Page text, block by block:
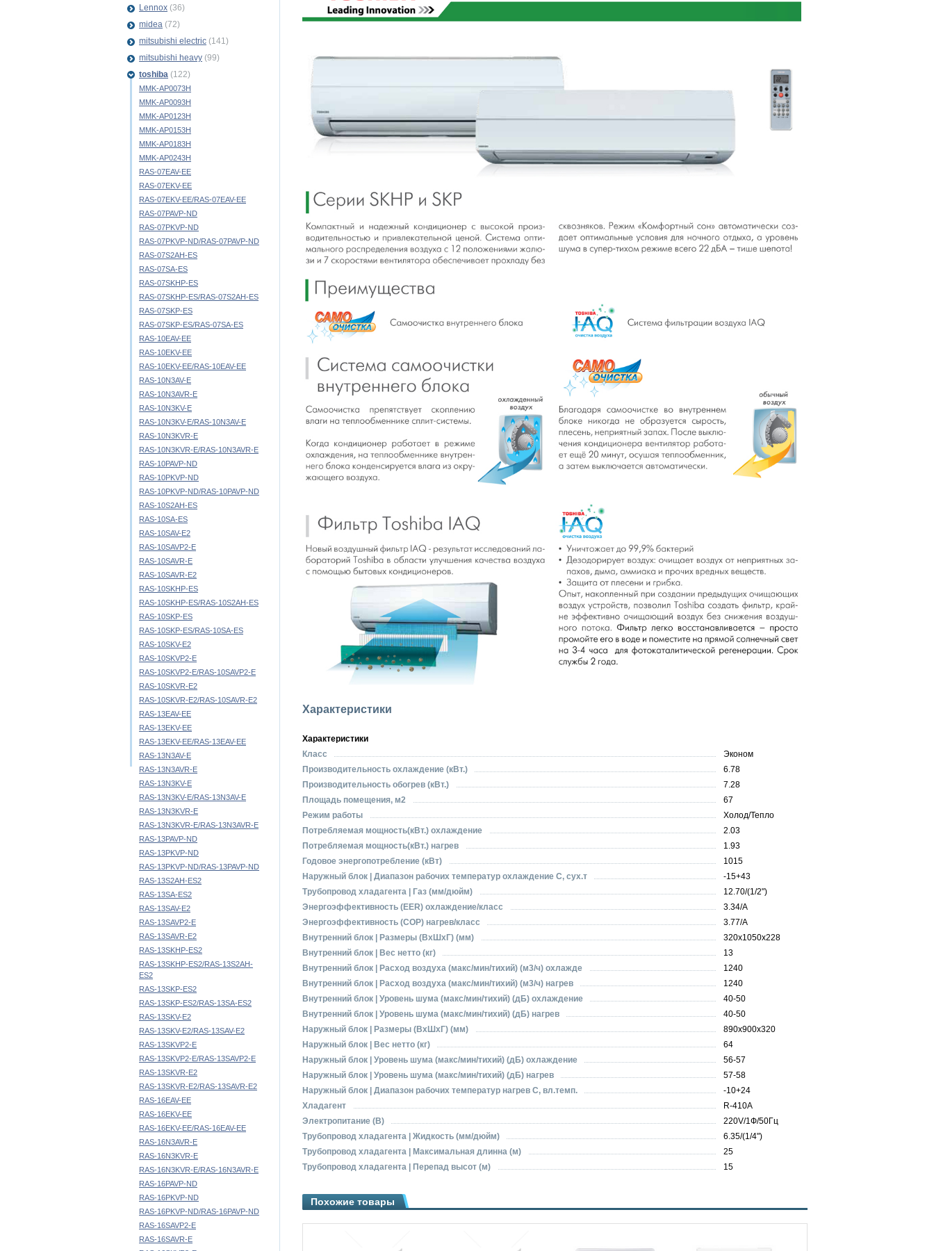
Характеристики
Характеристики
Класс
Эконом
Производительность охлаждение (кВт.)
6.78
Производительность обогрев (кВт.)
7.28
Площадь помещения, м2
67
Режим работы
Холод/Тепло
Потребляемая мощность(кВт.) охлаждение
2.03
Потребляемая мощность(кВт.) нагрев
1.93
Годовое энергопотребление (кВт)
1015
Наружный блок | Диапазон рабочих температур охлаждение С, сух.т
-15+43
Трубопровод хладагента | Газ (мм/дюйм)
12.70/(1/2")
Энергоэффективность (EЕR) охлаждение/класс
3.34/A
Энергоэффективность (СОР) нагрев/класс
3.77/A
Внутренний блок | Размеры (ВхШхГ) (мм)
320х1050х228
Внутренний блок | Вес нетто (кг)
13
Внутренний блок | Расход воздуха (макс/мин/тихий) (м3/ч) охлажде
1240
Внутренний блок | Расход воздуха (макс/мин/тихий) (м3/ч) нагрев
1240
Внутренний блок | Уровень шума (макс/мин/тихий) (дБ) охлаждение
40-50
Внутренний блок | Уровень шума (макс/мин/тихий) (дБ) нагрев
40-50
Наружный блок | Размеры (ВхШхГ) (мм)
890х900х320
Наружный блок | Вес нетто (кг)
64
Наружный блок | Уровень шума (макс/мин/тихий) (дБ) охлаждение
56-57
Наружный блок | Уровень шума (макс/мин/тихий) (дБ) нагрев
57-58
Наружный блок | Диапазон рабочих температур нагрев С, вл.темп.
-10+24
Хладагент
R-410A
Электропитание (В)
220V/1Ф/50Гц
Трубопровод хладагента | Жидкость (мм/дюйм)
6.35/(1/4")
Трубопровод хладагента | Максимальная длинна (м)
25
Трубопровод хладагента | Перепад высот (м)
15
Похожие товары
Lennox (36)
midea (72)
mitsubishi electric (141)
mitsubishi heavy (99)
toshiba (122)
MMK-AP0073H
MMK-AP0093H
MMK-AP0123H
MMK-AP0153H
MMK-AP0183H
MMK-AP0243H
RAS-07EAV-EE
RAS-07EKV-EE
RAS-07EKV-EE/RAS-07EAV-EE
RAS-07PAVP-ND
RAS-07PKVP-ND
RAS-07PKVP-ND/RAS-07PAVP-ND
RAS-07S2AH-ES
RAS-07SA-ES
RAS-07SKHP-ES
RAS-07SKHP-ES/RAS-07S2AH-ES
RAS-07SKP-ES
RAS-07SKP-ES/RAS-07SA-ES
RAS-10EAV-EE
RAS-10EKV-EE
RAS-10EKV-EE/RAS-10EAV-EE
RAS-10N3AV-E
RAS-10N3AVR-E
RAS-10N3KV-E
RAS-10N3KV-E/RAS-10N3AV-E
RAS-10N3KVR-E
RAS-10N3KVR-E/RAS-10N3AVR-E
RAS-10PAVP-ND
RAS-10PKVP-ND
RAS-10PKVP-ND/RAS-10PAVP-ND
RAS-10S2AH-ES
RAS-10SA-ES
RAS-10SAV-E2
RAS-10SAVP2-E
RAS-10SAVR-E
RAS-10SAVR-E2
RAS-10SKHP-ES
RAS-10SKHP-ES/RAS-10S2AH-ES
RAS-10SKP-ES
RAS-10SKP-ES/RAS-10SA-ES
RAS-10SKV-E2
RAS-10SKVP2-E
RAS-10SKVP2-E/RAS-10SAVP2-E
RAS-10SKVR-E2
RAS-10SKVR-E2/RAS-10SAVR-E2
RAS-13EAV-EE
RAS-13EKV-EE
RAS-13EKV-EE/RAS-13EAV-EE
RAS-13N3AV-E
RAS-13N3AVR-E
RAS-13N3KV-E
RAS-13N3KV-E/RAS-13N3AV-E
RAS-13N3KVR-E
RAS-13N3KVR-E/RAS-13N3AVR-E
RAS-13PAVP-ND
RAS-13PKVP-ND
RAS-13PKVP-ND/RAS-13PAVP-ND
RAS-13S2AH-ES2
RAS-13SA-ES2
RAS-13SAV-E2
RAS-13SAVP2-E
RAS-13SAVR-E2
RAS-13SKHP-ES2
RAS-13SKHP-ES2/RAS-13S2AH-
ES2
RAS-13SKP-ES2
RAS-13SKP-ES2/RAS-13SA-ES2
RAS-13SKV-E2
RAS-13SKV-E2/RAS-13SAV-E2
RAS-13SKVP2-E
RAS-13SKVP2-E/RAS-13SAVP2-E
RAS-13SKVR-E2
RAS-13SKVR-E2/RAS-13SAVR-E2
RAS-16EAV-EE
RAS-16EKV-EE
RAS-16EKV-EE/RAS-16EAV-EE
RAS-16N3AVR-E
RAS-16N3KVR-E
RAS-16N3KVR-E/RAS-16N3AVR-E
RAS-16PAVP-ND
RAS-16PKVP-ND
RAS-16PKVP-ND/RAS-16PAVP-ND
RAS-16SAVP2-E
RAS-16SAVR-E